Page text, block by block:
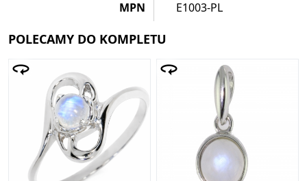
MPN
E1003-PL
POLECAMY DO KOMPLETU